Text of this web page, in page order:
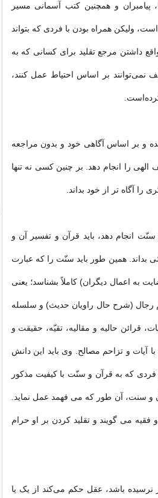
پیامبران و همچنین کتب آسمانی مسیر
ولیکن همراه بودن با فردی که بتواند
داشتن مرجع تقلید برای کسانی که به
نمی‌توانند بر اساس احتیاط عمل کنند،
و بر اساس آگاهی خود و بدون مراجعه
الهی را انجام دهد. بر چنین کسی نه تنها
آگاه تر از خود بداند.
انجام دهد، باید قرآن و تفسیر آن و
همین طور باید سنّت را که عبارت
به اعمال دیگران) کاملاً بشناسد؛ یعنی
رجال (شرح حال راویان حدیث) و سلسله
قرائن حالیه و مقالیه، تقیّه، حقیقت و
آیات و تزاحم مصالح. وی باید این دانش
که به قرآن و سنّت با کیفیت مذکور
و سنت، آن طور که می فهمد عمل نماید.
می گویند و تقلید کردن بر او حرام
باشد، عقل حکم می‌کند از یک یا